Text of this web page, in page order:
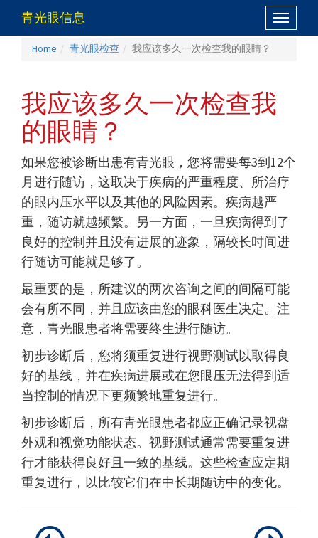
Toggle
青光眼信息
Home 青光眼检查 我应该多久一次检查我的眼睛？
我应该多久一次检查我
的眼睛？
如果您被诊断出患有青光眼，您将需要每3到12个
月进行随访，这取决于疾病的严重程度、所治疗
的眼内压水平以及其他的风险因素。疾病越严
重，随访就越频繁。另一方面，一旦疾病得到了
良好的控制并且没有进展的迹象，隔较长时间进
行随访可能就足够了。
最重要的是，所建议的两次咨询之间的间隔可能
会有所不同，并且应该由您的眼科医生决定。注
意，青光眼患者将需要终生进行随访。
初步诊断后，您将须重复进行视野测试以取得良
好的基线，并在疾病进展或在您眼压无法得到适
当控制的情况下更频繁地重复进行。
初步诊断后，所有青光眼患者都应正确记录视盘
外观和视觉功能状态。视野测试通常需要重复进
行才能获得良好且一致的基线。这些检查应定期
重复进行，以比较它们在中长期随访中的变化。